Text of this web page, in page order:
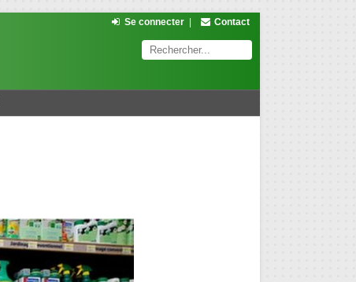
Se connecter Contact